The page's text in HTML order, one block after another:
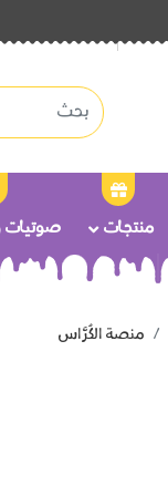
منتجات صوتيات
منصة الكُرَّاس